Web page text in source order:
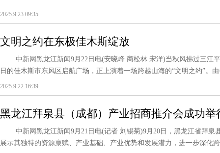
2025.9.23 09:35
文明之约在东极佳木斯绽放
中新网黑龙江新闻9月22日电(安晓峰 商松林 宋洋)当秋风拂过三江平
日的佳木斯市东风区启航广场，正上演着一场跨越山海的“文明之约”。
2025.9.22 16:39
黑龙江拜泉县（成都）产业招商推介会成功举
中新网黑龙江新闻9月21日电(记者 刘锡菊)9月20日，黑龙江省拜泉
展示其独特的资源禀赋、产业基础、产业优势和发展潜力，进一步深化